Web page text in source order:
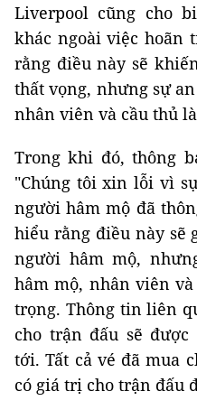
Liverpool cũng cho
khác ngoài việc hoãn
rằng điều này sẽ
thất vọng, nhưng sự
nhân viên và cầu thủ
Trong khi đó, thông
"Chúng tôi xin lỗi vì
người hâm mộ đã
hiểu rằng điều này sẽ
người hâm mộ,
hâm mộ, nhân viên
trọng. Thông tin liên
cho trận đấu sẽ
tới. Tất cả vé đã mua
có giá trị cho trận đấu